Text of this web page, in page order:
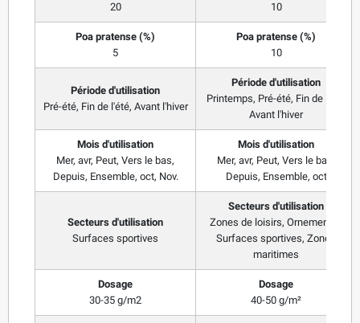
20
10
Poa pratense (%)
5
Poa pratense (%)
10
Période d'utilisation
Pré-été, Fin de l'été, Avant l'hiver
Période d'utilisation
Printemps, Pré-été, Fin de l'été,
Avant l'hiver
Mois d'utilisation
Mer, avr, Peut, Vers le bas,
Depuis, Ensemble, oct, Nov.
Mois d'utilisation
Mer, avr, Peut, Vers le bas,
Depuis, Ensemble, oct
Secteurs d'utilisation
Surfaces sportives
Secteurs d'utilisation
Zones de loisirs, Ornemental,
Surfaces sportives, Zones
maritimes
Dosage
30-35 g/m2
Dosage
40-50 g/m²